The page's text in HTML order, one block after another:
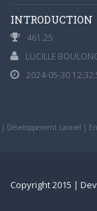
INTRODUCTION
461.25
LUCILLE
2024-05-30
| Développement Laravel |
Copyright 2015 |